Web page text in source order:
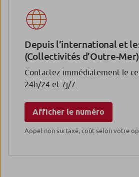
Depuis l’international et
(Collectivités d’Outre-Mer)
Contactez immédiatement le
24h/24 et 7j/7.
Afficher le numéro
Appel non surtaxé, coût selon votre